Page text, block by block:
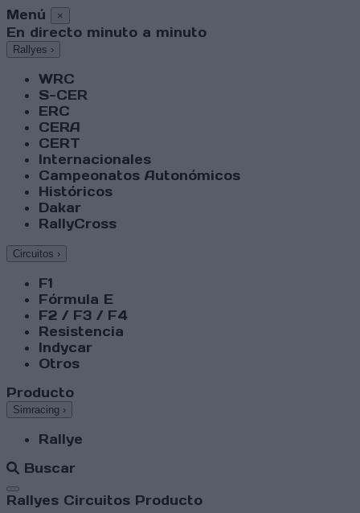
Menú ×
En directo minuto a minuto
Rallyes ›
WRC
S-CER
ERC
CERA
CERT
Internacionales
Campeonatos Autonómicos
Históricos
Dakar
RallyCross
Circuitos ›
F1
Fórmula E
F2 / F3 / F4
Resistencia
Indycar
Otros
Producto
Simracing ›
Rallye
Buscar
Abrir menú
Rallyes Circuitos Producto